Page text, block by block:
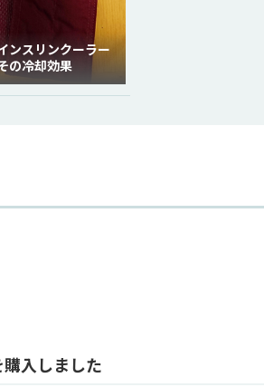
スリンクーラー
の冷却効果
入しました